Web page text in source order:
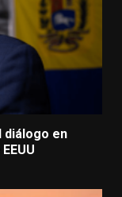
diálogo en